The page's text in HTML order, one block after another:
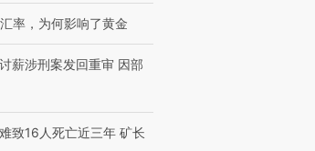
率，为何影响了黄金
薪涉刑案发回重审 因部
致16人死亡近三年 矿长